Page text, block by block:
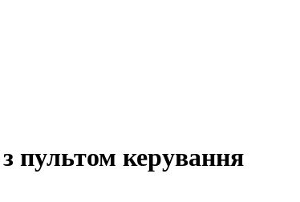
пультом керування